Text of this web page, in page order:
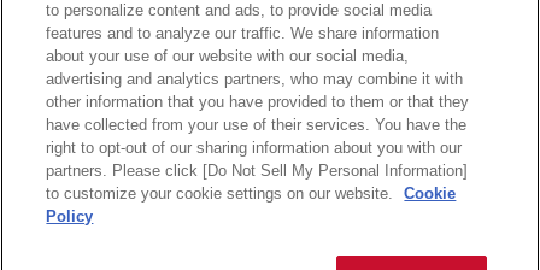
前ページへ戻る
サイトの利用条件
to personalize content and ads, to provide social media
features and to analyze our traffic. We share information
about your use of our website with our social media,
advertising and analytics partners, who may combine it with
other information that you have provided to them or that they
have collected from your use of their services. You have the
right to opt-out of our sharing information about you with our
partners. Please click [Do Not Sell My Personal Information]
to customize your cookie settings on our website.
Cookie
Policy